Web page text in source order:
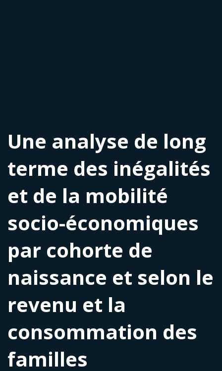
Une analyse de long
terme des inégalités
et de la mobilité
socio-économiques
par cohorte de
naissance et selon le
revenu et la
consommation des
familles